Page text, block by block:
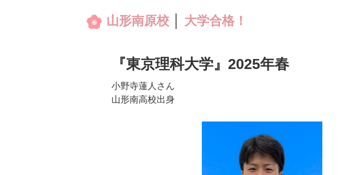
山形南原校 大学合格！
『東京理科大学』2025年春
小野寺蓮人さん
山形南高校出身